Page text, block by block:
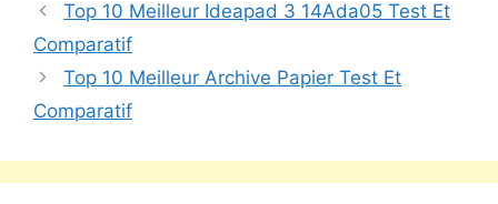
Top 10 Meilleur Ideapad 3 14Ada05 Test Et
Comparatif
Top 10 Meilleur Archive Papier Test Et
Comparatif